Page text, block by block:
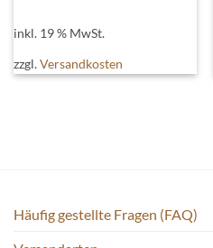
inkl. 19 % MwSt.
zzgl.Versandkosten
Häufig gestellte Fragen (FAQ)